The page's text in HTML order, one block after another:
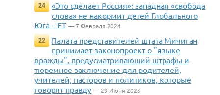
24
«Это сделает Россия»: западная «свобода
слова» не накормит детей Глобального
Юга – FT — 7 Февраля 2024
22
Палата представителей штата Мичиган
принимает законопроект о "языке
вражды", предусматривающий штрафы и
тюремное заключение для родителей,
учителей, пасторов и политиков, которые
говорят правду — 29 Июня 2023